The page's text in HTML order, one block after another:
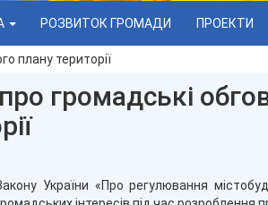
РОЗВИТОК ГРОМАДИ ПРОЕКТИ
плану території
громадські
України «Про регулювання